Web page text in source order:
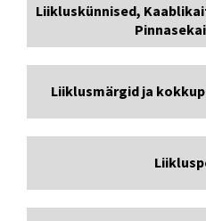
Liikluskünnised,
Liiklusmärgid ja